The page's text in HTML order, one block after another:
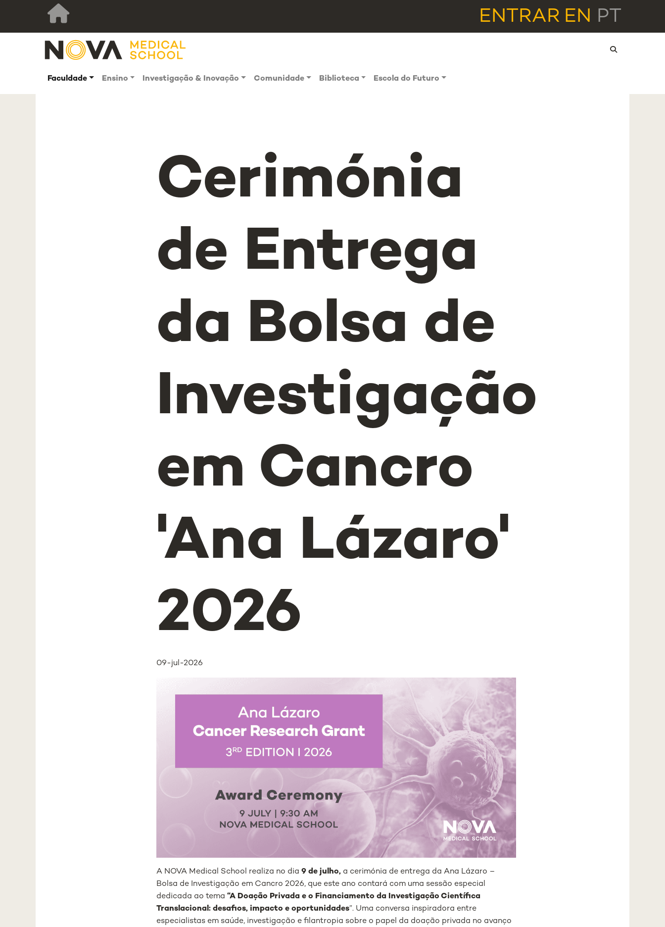
ENTRAR EN PT
Faculdade Ensino Investigação & Inovação Comunidade Biblioteca Escola do Futuro
Cerimónia
de Entrega
da Bolsa de
Investigação
em Cancro
'Ana Lázaro'
2026
09-jul-2026
A NOVA Medical School realiza no dia9 de julho, a cerimónia de entrega da Ana Lázaro –
Bolsa de Investigação em Cancro 2026, que este ano contará com uma sessão especial
dedicada ao tema“A Doação Privada e o Financiamento da Investigação Científica
Translacional: desafios, impacto e oportunidades”. Uma conversa inspiradora entre
especialistas em saúde, investigação e filantropia sobre o papel da doação privada no avanço